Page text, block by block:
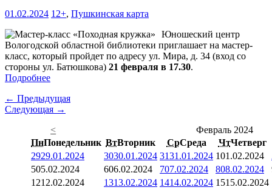
01.02.2024 12+, Пушкинская карта
Юношеский центр
Вологодской областной библиотеки приглашает на мастер-
класс, который пройдет по адресу ул. Мира, д. 34 (вход со
стороны ул. Батюшкова) 21 февраля в 17.30.
Подробнее
← Предыдущая
Следующая →
<
Февраль 2024
ПнПонедельник ВтВторник СрСреда ЧтЧетверг
2929.01.2024 3030.01.2024 3131.01.2024 101.02.2024
505.02.2024 606.02.2024 707.02.2024 808.02.2024
1212.02.2024 1313.02.2024 1414.02.2024 1515.02.2024